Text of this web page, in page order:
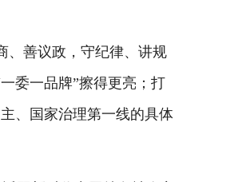
善议政，守纪律、讲规
委一品牌”擦得更亮；打
、国家治理第一线的具体